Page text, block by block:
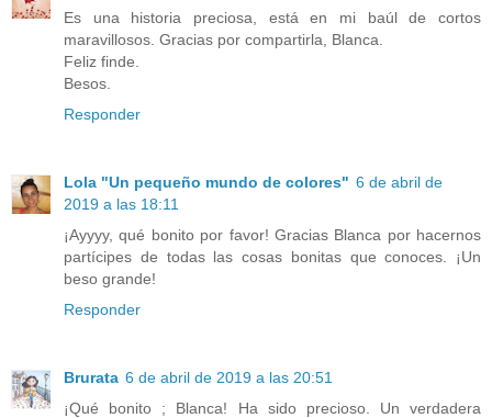
Es una historia preciosa, está en mi baúl de cortos
maravillosos. Gracias por compartirla, Blanca.
Feliz finde.
Besos.
Responder
Lola "Un pequeño mundo de colores" 6 de abril de
2019 a las 18:11
¡Ayyyy, qué bonito por favor! Gracias Blanca por hacernos
partícipes de todas las cosas bonitas que conoces. ¡Un
beso grande!
Responder
Brurata 6 de abril de 2019 a las 20:51
¡Qué bonito ; Blanca! Ha sido precioso. Un verdadera